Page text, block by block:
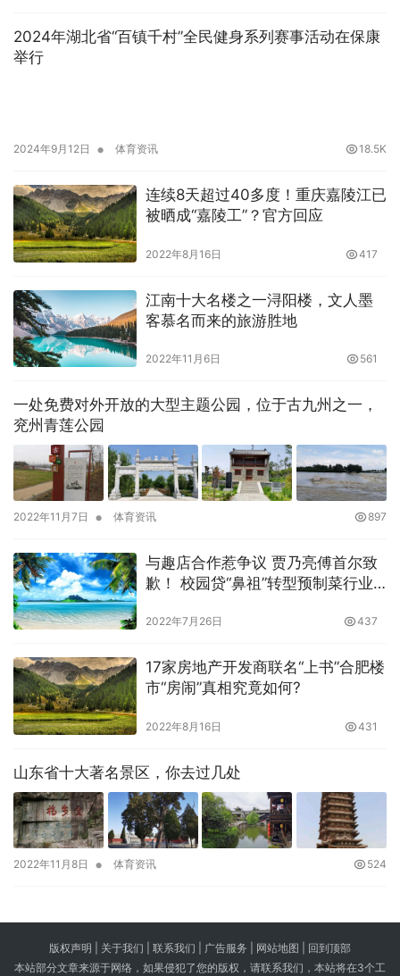
2024年湖北省“百镇千村”全民健身系列赛事活动在保康
举行
2024年9月12日 • 体育资讯 18.5K
连续8天超过40多度！重庆嘉陵江已
被晒成“嘉陵工”？官方回应
2022年8月16日 417
江南十大名楼之一浔阳楼，文人墨
客慕名而来的旅游胜地
2022年11月6日 561
一处免费对外开放的大型主题公园，位于古九州之一，
兖州青莲公园
2022年11月7日 • 体育资讯 897
与趣店合作惹争议 贾乃亮傅首尔致
歉！ 校园贷“鼻祖”转型预制菜行业
2022年7月26日 437
17家房地产开发商联名“上书”合肥楼
市“房闹”真相究竟如何?
2022年8月16日 431
山东省十大著名景区，你去过几处
2022年11月8日 • 体育资讯 524
版权声明 | 关于我们 联系我们 | 广告服务 | 网站地图 | 回到顶部
本站部分文章来源于网络，如果侵犯了您的版权，请联系我们，本站将在3个工